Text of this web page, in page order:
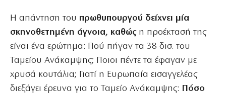
Η απάντηση του πρωθυπουργού δείχνει μία
σκηνοθετημένη άγνοια, καθώς η προέκτασή της
είναι ένα ερώτημα: Πού πήγαν τα 38 δισ. του
Ταμείου Ανάκαμψης; Ποιοι πέντε τα έφαγαν με
χρυσά κουτάλια; Γιατί η Ευρωπαία εισαγγελέας
διεξάγει έρευνα για το Ταμείο Ανάκαμψης: Πόσο